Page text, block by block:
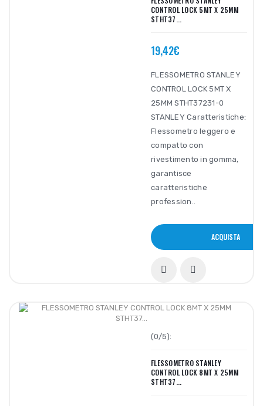
CONTROL LOCK 5MT X 25MM
STHT37...
19,42€
FLESSOMETRO STANLEY
CONTROL LOCK 5MT X
25MM STHT37231-0
STANLEY Caratteristiche:
Flessometro leggero e
compatto con
rivestimento in gomma,
garantisce
caratteristiche
profession..
ACQUISTA
(0/5):
FLESSOMETRO STANLEY
CONTROL LOCK 8MT X 25MM
STHT37...